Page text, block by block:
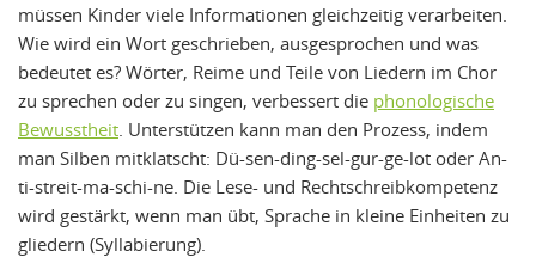
müssen Kinder viele Informationen gleichzeitig verarbeiten.
Wie wird ein Wort geschrieben, ausgesprochen und was
bedeutet es? Wörter, Reime und Teile von Liedern im Chor
zu sprechen oder zu singen, verbessert die phonologische
Bewusstheit . Unterstützen kann man den Prozess, indem
man Silben mitklatscht: Dü-sen-ding-sel-gur-ge-lot oder An-
ti-streit-ma-schi-ne. Die Lese- und Rechtschreibkompetenz
wird gestärkt, wenn man übt, Sprache in kleine Einheiten zu
gliedern (Syllabierung).